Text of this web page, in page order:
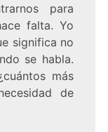
para
falta. Yo
significa no
se habla.
más
de